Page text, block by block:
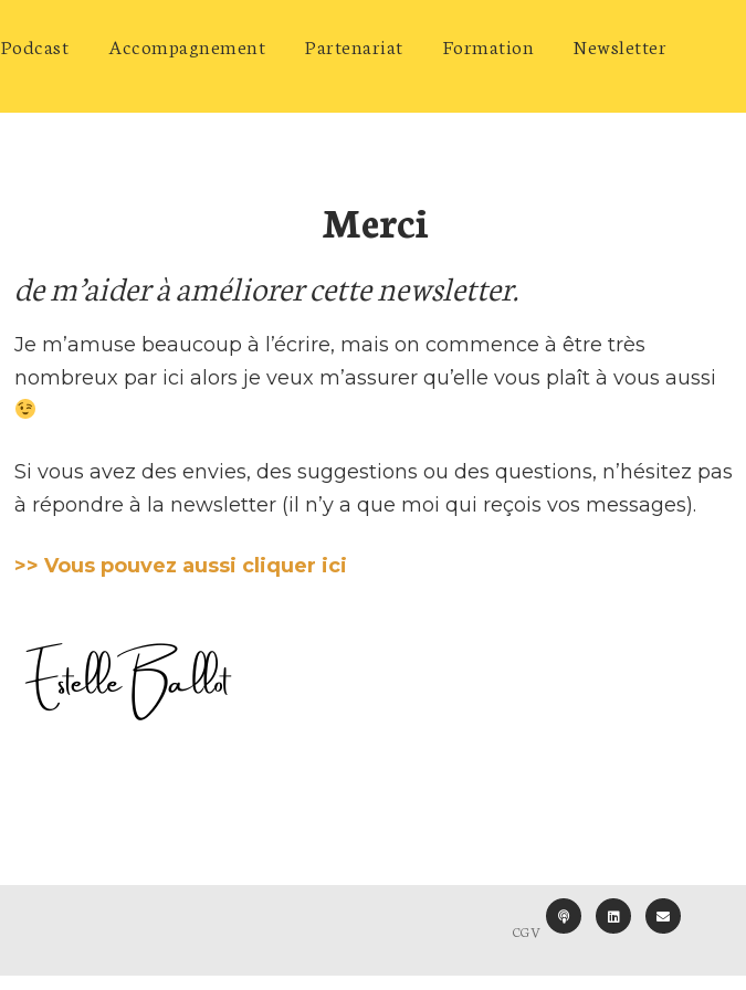
Podcast Accompagnement Partenariat Formation Newsletter
Merci
de m’aider à améliorer cette newsletter.
Je m’amuse beaucoup à l’écrire, mais on commence à être très
nombreux par ici alors je veux m’assurer qu’elle vous plaît à vous aussi
Si vous avez des envies, des suggestions ou des questions, n’hésitez pas
à répondre à la newsletter (il n’y a que moi qui reçois vos messages).
>> Vous pouvez aussi cliquer ici
CGV